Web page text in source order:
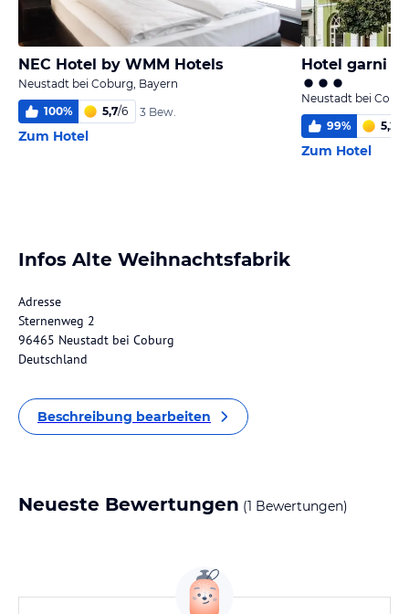
NEC Hotel by WMM Hotels
Neustadt bei Coburg, Bayern
100% 5,7/6 3 Bew.
Zum Hotel
Hotel garni
Neustadt bei
99% 5,2
Zum Hotel
Infos Alte Weihnachtsfabrik
Adresse
Sternenweg 2
96465 Neustadt bei Coburg
Deutschland
Beschreibung bearbeiten
Neueste Bewertungen (1 Bewertungen)